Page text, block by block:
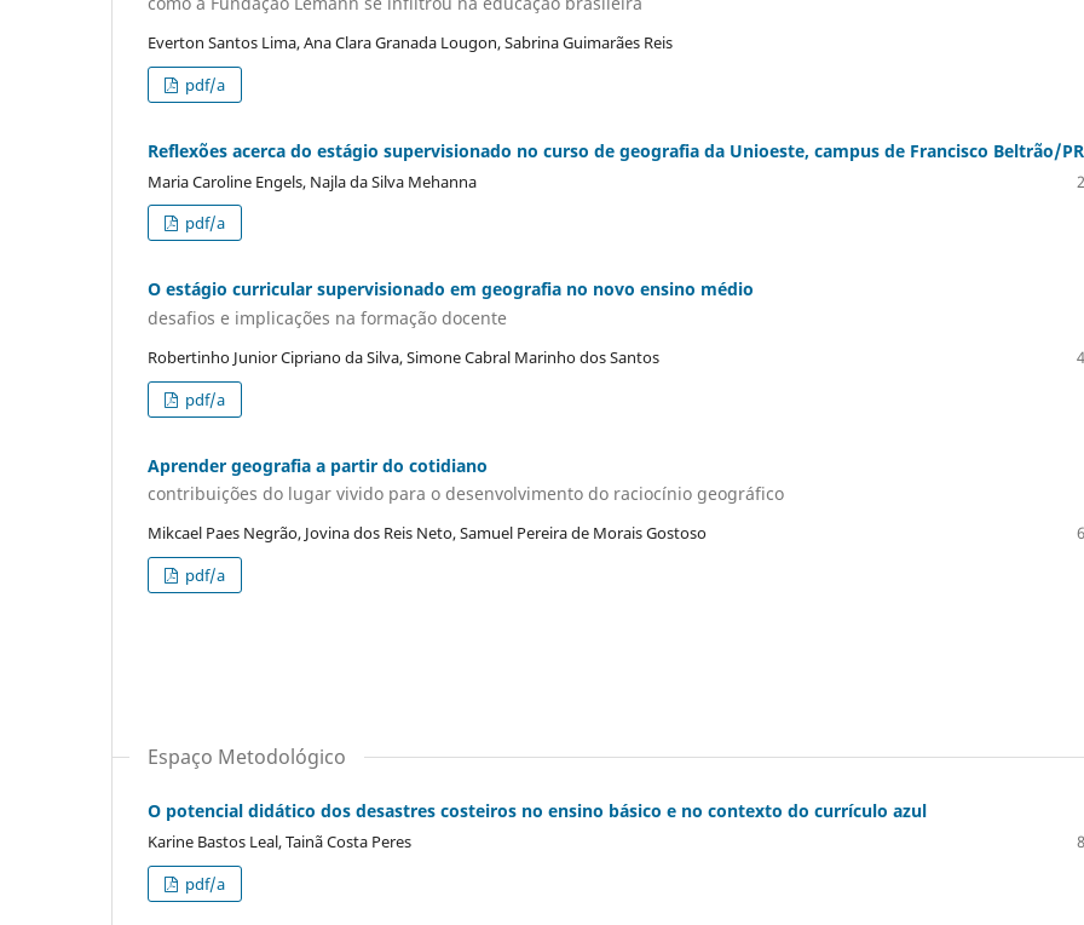
Everton Santos Lima, Ana Clara Granada Lougon, Sabrina Guimarães Reis
pdf/a
Reflexões acerca do estágio supervisionado no curso de geografia da Unioeste, campus de Francisco Beltrão/PR
Maria Caroline Engels, Najla da Silva Mehanna
pdf/a
O estágio curricular supervisionado em geografia no novo ensino médio
desafios e implicações na formação docente
Robertinho Junior Cipriano da Silva, Simone Cabral Marinho dos Santos
pdf/a
Aprender geografia a partir do cotidiano
contribuições do lugar vivido para o desenvolvimento do raciocínio geográfico
Mikcael Paes Negrão, Jovina dos Reis Neto, Samuel Pereira de Morais Gostoso
pdf/a
Espaço Metodológico
O potencial didático dos desastres costeiros no ensino básico e no contexto do currículo azul
Karine Bastos Leal, Tainã Costa Peres
pdf/a